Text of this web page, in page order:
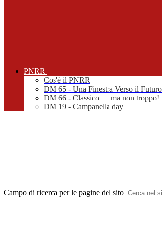
PNRR
Cos'è il PNRR
DM 65 - Una Finestra Verso il Futuro
DM 66 - Classico … ma non troppo!
DM 19 - Campanella day
Campo di ricerca per le pagine del sito